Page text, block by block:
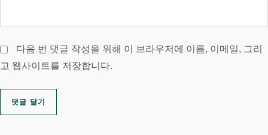
다음 번 댓글 작성을 위해 이 브라우저에 이름, 이메일, 그리
고 웹사이트를 저장합니다.